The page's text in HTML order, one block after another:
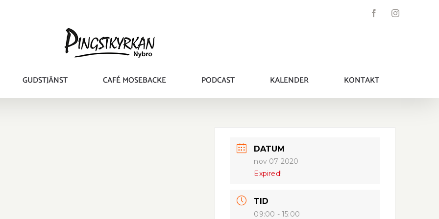
FacebookInstagram
GUDSTJÄNST CAFÉ MOSEBACKE PODCAST KALENDER KONTAKT
DATUM
nov 07 2020
Expired!
TID
09:00 - 15:00